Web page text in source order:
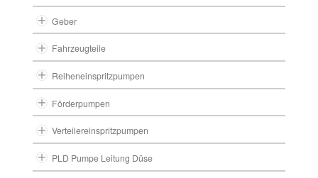
Geber
Fahrzeugteile
Reiheneinspritzpumpen
Förderpumpen
Verteilereinspritzpumpen
PLD Pumpe Leitung Düse